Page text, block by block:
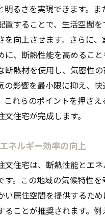
明るさを実現できます。ま
置することで、生活空間
を向上させます。さらに
に、断熱性能を高めるこ
断熱材を使用し、気密性
の影響を最小限に抑え、
これらのポイントを押さえ
住宅が完成します。
ネルギー効率の向上
文住宅は、断熱性能とエ
す。この地域の気候特性
い居住空間を提供するた
ることが推奨されます。例